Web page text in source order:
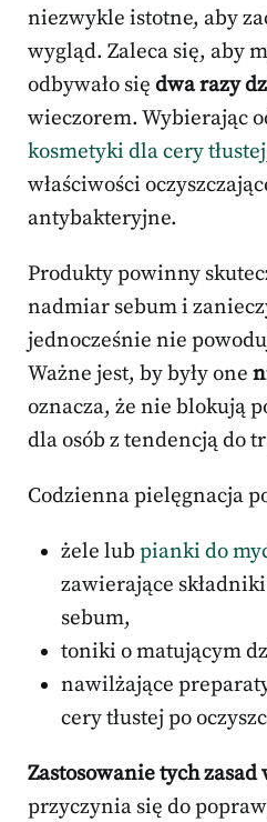
niezwykle istotne, aby
wygląd. Zaleca się, aby
odbywało się dwa razy
wieczorem. Wybierając
kosmetyki dla cery tłustej
właściwości
antybakteryjne.
Produkty powinny
nadmiar sebum i
jednocześnie nie
Ważne jest, by były one
oznacza, że nie blokują
dla osób z tendencją do
Codzienna pielęgnacja
żele lub pianki do
zawierające
sebum,
toniki o matującym
nawilżające
cery tłustej po
Zastosowanie tych
przyczynia się do